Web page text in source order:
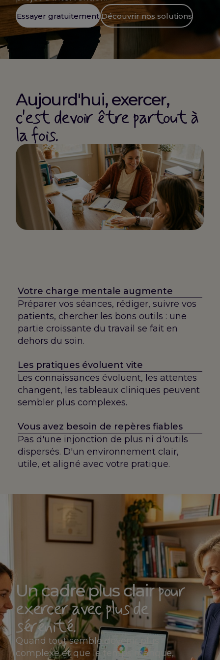
Essayer gratuitement Découvrir nos solutions
Aujourd'hui, exercer,
c'est devoir être partout à
la fois.
Votre charge mentale augmente
Préparer vos séances, rédiger, suivre vos
patients, chercher les bons outils : une
partie croissante du travail se fait en
dehors du soin.
Les pratiques évoluent vite
Les connaissances évoluent, les attentes
changent, les tableaux cliniques peuvent
sembler plus complexes.
Vous avez besoin de repères fiables
Pas d'une injonction de plus ni d'outils
dispersés. D'un environnement clair,
utile, et aligné avec votre pratique.
Un cadre plus clairpour
exercer avec plus de
sérénité.
Quand tout semble devenir plus
complexe et que le temps manque,